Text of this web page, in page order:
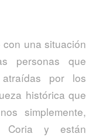
una situación
personas que
por los
histórica que
simplemente,
Coria y están